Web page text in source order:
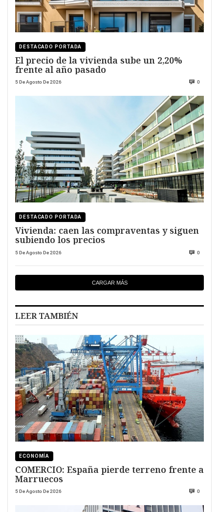
DESTACADO PORTADA
El precio de la vivienda sube un 2,20%
frente al año pasado
5 De Agosto De 2026 0
DESTACADO PORTADA
Vivienda: caen las compraventas y siguen
subiendo los precios
5 De Agosto De 2026 0
CARGAR MÁS
LEER TAMBIÉN
ECONOMÍA
COMERCIO: España pierde terreno frente a
Marruecos
5 De Agosto De 2026 0